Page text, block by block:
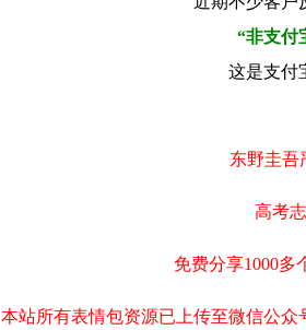
“非支付
这是支付
东野圭吾
高考
免费分享1000
本站所有表情包资源已上传至微信公众